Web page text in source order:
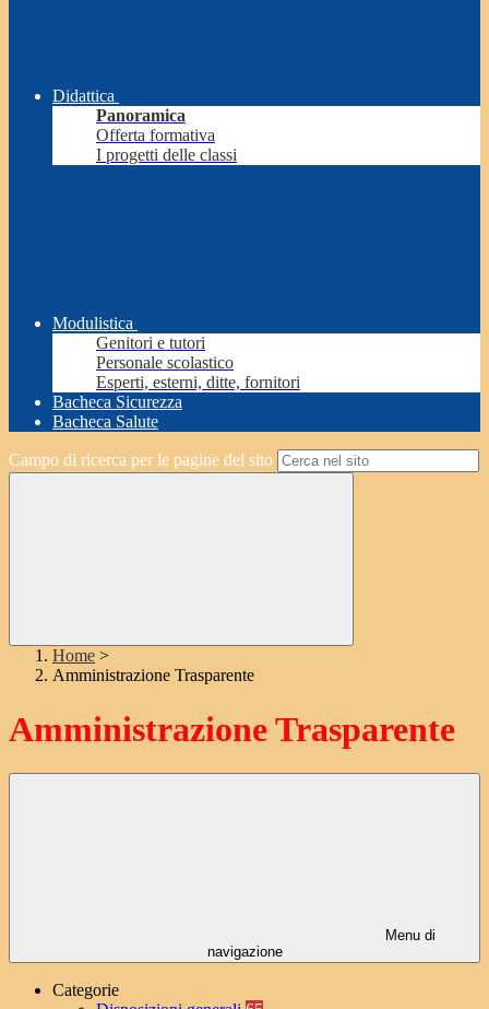
Didattica
Panoramica
Offerta formativa
I progetti delle classi
Modulistica
Genitori e tutori
Personale scolastico
Esperti, esterni, ditte, fornitori
Bacheca Sicurezza
Bacheca Salute
Campo di ricerca per le pagine del sito
Home >
Amministrazione Trasparente
Amministrazione Trasparente
Menu di
navigazione
Categorie